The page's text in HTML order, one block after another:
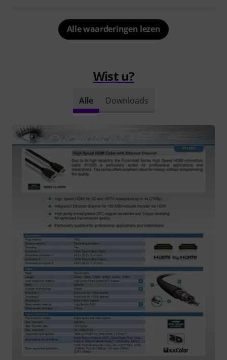
Alle waarderingen lezen
Wist u?
Alle Downloads